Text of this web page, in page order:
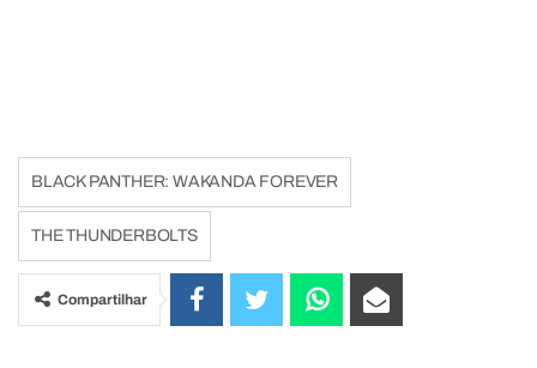
BLACK PANTHER: WAKANDA FOREVER
THE THUNDERBOLTS
Compartilhar